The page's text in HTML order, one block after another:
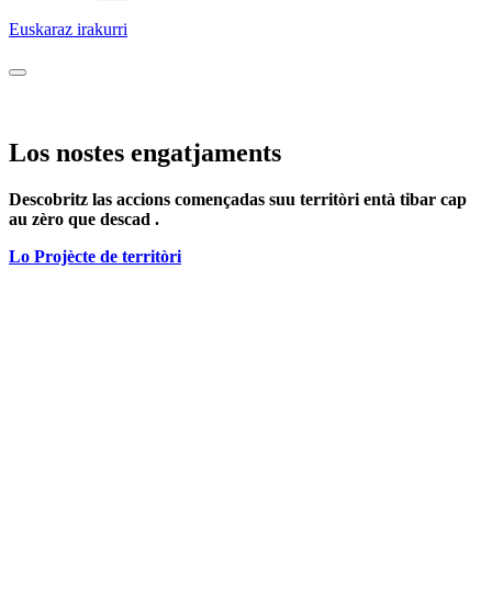
Euskaraz irakurri
Los nostes engatjaments
Descobritz las accions començadas suu territòri entà tibar cap
au zèro que descad .
Lo Projècte de territòri